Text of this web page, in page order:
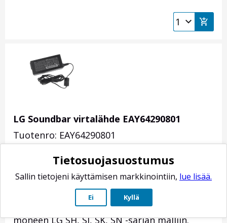
LG Soundbar virtalähde EAY64290801
Tuotenro: EAY64290801
25V DC. Ei sisällä verkkovirtajohtoa,
saatavana erikseen:Virtajohto Euro - IEC320
. Korvaa
osan COV34411401. Alkuperäinen varaosa
moneen LG SH, SJ, SK, SN -sarjan malliin.
Tietosuojasuostumus
Sallin tietojeni käyttämisen markkinointiin, lue lisää.
Ei Kyllä